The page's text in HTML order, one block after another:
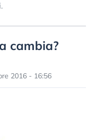
cambia?
2016 - 16:56